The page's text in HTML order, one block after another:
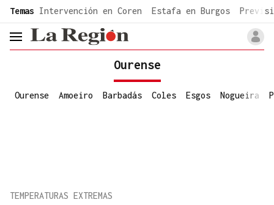
common.go-to-content
Temas Intervención en Coren Estafa en Burgos
header.menu.open
Ourense
Ourense Amoeiro Barbadás Coles Esgos Nogueira
TEMPERATURAS EXTREMAS